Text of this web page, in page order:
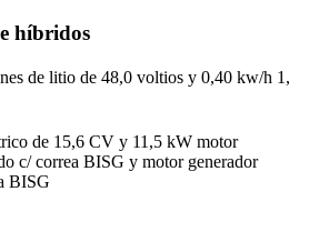
híbridos
de litio de 48,0 voltios y 0,40 kw/h 1,
de 15,6 CV y 11,5 kW motor
c/ correa BISG y motor generador
BISG